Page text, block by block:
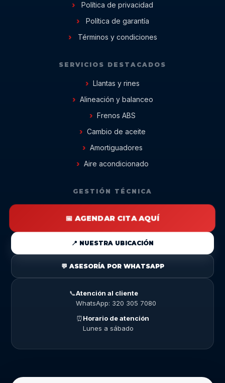
Política de privacidad
Política de garantía
Términos y condiciones
SERVICIOS DESTACADOS
Llantas y rines
Alineación y balanceo
Frenos ABS
Cambio de aceite
Amortiguadores
Aire acondicionado
GESTIÓN TÉCNICA
📅 AGENDAR CITA AQUÍ
📍 NUESTRA UBICACIÓN
💬 ASESORÍA POR WHATSAPP
📞Atención al cliente
WhatsApp: 320 305 7080
⏰Horario de atención
Lunes a sábado